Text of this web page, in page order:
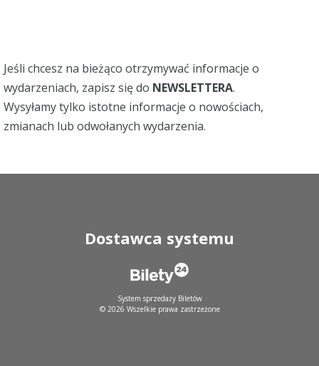
Jeśli chcesz na bieżąco otrzymywać informacje o
wydarzeniach, zapisz się do NEWSLETTERA.
Wysyłamy tylko istotne informacje o nowościach,
zmianach lub odwołanych wydarzenia.
Dostawca systemu
System sprzedaży Biletów
© 2026 Wszelkie prawa zastrzeżone